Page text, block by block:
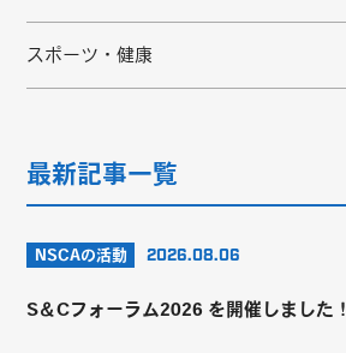
スポーツ・健康
最新記事一覧
NSCAの活動 2026.08.06
S＆Cフォーラム2026 を開催しました！